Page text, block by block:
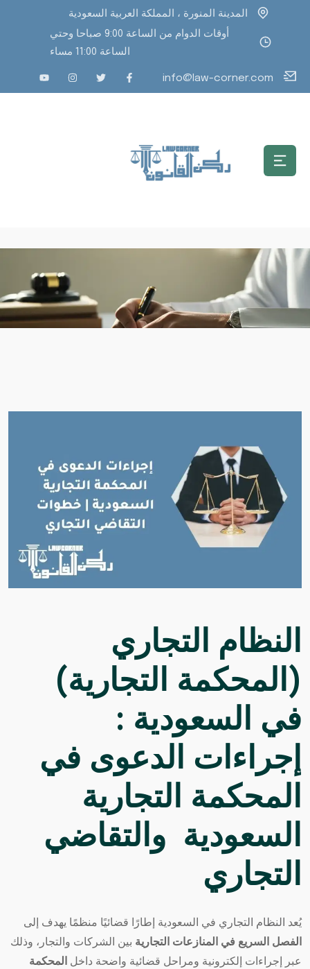
المدينة المنورة ، المملكة العربية السعودية
أوقات الدوام من الساعة 9:00 صباحا وحتي
الساعة 11:00 مساء
info@law-corner.com
النظام التجاري
(المحكمة التجارية)
في السعودية :
إجراءات الدعوى في
المحكمة التجارية
السعودية والتقاضي
التجاري
يُعد النظام التجاري في السعودية إطارًا قضائيًا منظمًا يهدف إلى
الفصل السريع في المنازعات التجارية بين الشركات والتجار، وذلك
عبر إجراءات إلكترونية ومراحل قضائية واضحة داخل المحكمة